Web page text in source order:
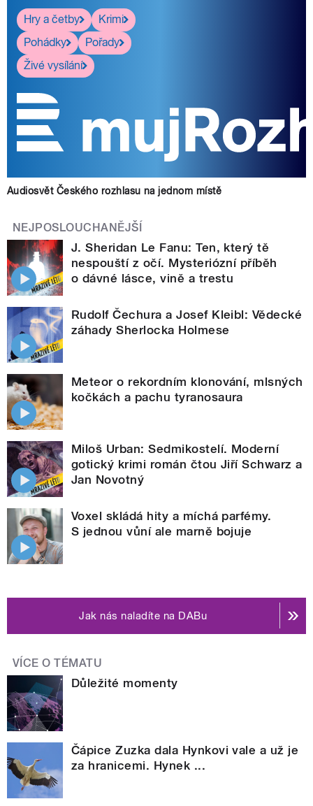
Hry a četby
Krimi
Pohádky
Pořady
Živé vysílání
Audiosvět Českého rozhlasu na jednom místě
NEJPOSLOUCHANĚJŠÍ
J. Sheridan Le Fanu: Ten, který tě
nespouští z očí. Mysteriózní příběh
o dávné lásce, vině a trestu
Rudolf Čechura a Josef Kleibl: Vědecké
záhady Sherlocka Holmese
Meteor o rekordním klonování, mlsných
kočkách a pachu tyranosaura
Miloš Urban: Sedmikostelí. Moderní
gotický krimi román čtou Jiří Schwarz a
Jan Novotný
Voxel skládá hity a míchá parfémy.
S jednou vůní ale marně bojuje
Jak nás naladíte na DABu
VÍCE O TÉMATU
Důležité momenty
Čápice Zuzka dala Hynkovi vale a už je
za hranicemi. Hynek ...